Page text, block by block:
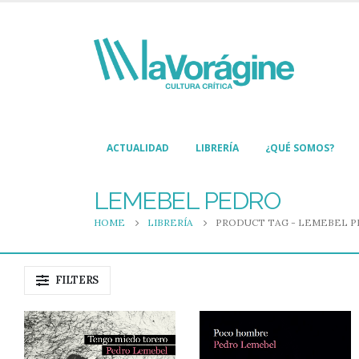
ACTUALIDAD LIBRERÍA ¿QUÉ SOMOS?
LEMEBEL PEDRO
HOME LIBRERÍA PRODUCT TAG - LEMEBEL
FILTERS